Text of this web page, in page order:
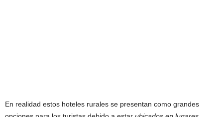
En realidad estos hoteles rurales se presentan como grandes